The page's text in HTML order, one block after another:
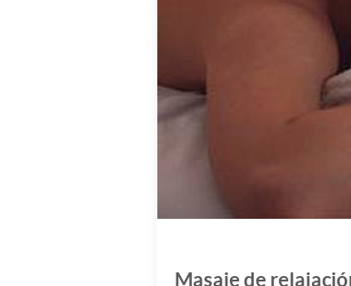
Masaje de